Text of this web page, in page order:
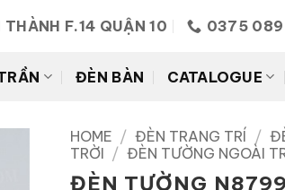
F.14 QUẬN 10 0375
ĐÈN BÀN CATALOGUE
HOME / ĐÈN TRANG TRÍ /
TRỜI / ĐÈN TƯỜNG NGOÀI
ĐÈN TƯỜNG